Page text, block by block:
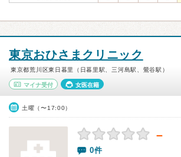
東京おひさまクリニック
東京都荒川区東日暮里（日暮里駅、三河島駅、鶯谷駅）
マイナ受付 女医在籍
土曜（〜17:00）
－
0件